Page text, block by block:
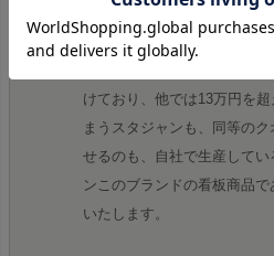
レザーへのこだわり
けており、他では13万円を
まうスタジャンも、同等の
せるのも、自社で生産して
ンこのブランドの看板商品
いたします。